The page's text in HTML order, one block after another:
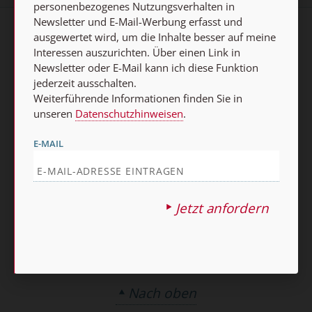
AGB und Widerrufsbelehrung Datenschutz
Barrierefreiheit Impressum
Vertrag widerrufen
Nach oben
personenbezogenes Nutzungsverhalten in
Newsletter und E-Mail-Werbung erfasst und
ausgewertet wird, um die Inhalte besser auf meine
Interessen auszurichten. Über einen Link in
Newsletter oder E-Mail kann ich diese Funktion
jederzeit ausschalten.
Weiterführende Informationen finden Sie in
unseren Datenschutzhinweisen.
E-MAIL
Jetzt anfordern